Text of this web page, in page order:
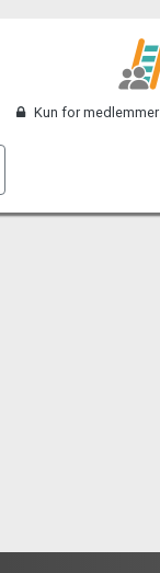
Kun for medlemmer